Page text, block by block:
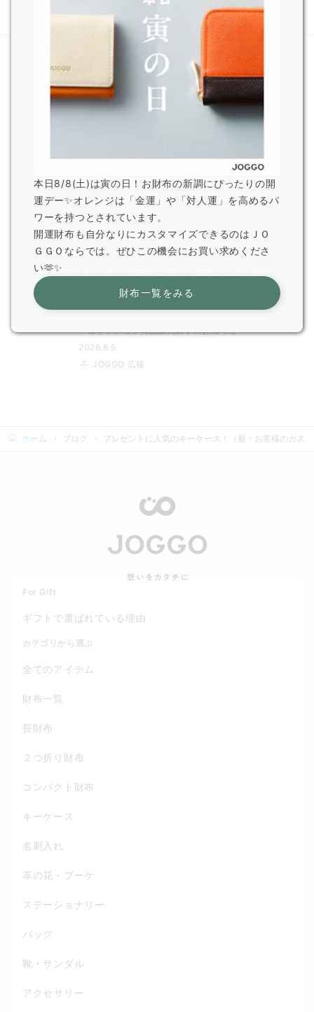
カスタマイズ紹介♪46）
【期間限定SHOPオープン！】
新宿マルイメンにて
8月の営業日および超特急便停止期間のお知らせ
2026.7.29
JOGGO 広報
熊本県で発生した地震の影響による配送遅延について
2026.7.29
JOGGO 広報
一部オプション商品販売終了のお知らせ
2026.6.5
JOGGO 広報
ホーム ブログ プレゼントに人気のキーケース！（新・お客様のカス
For Gift
ギフトで選ばれている理由
カテゴリから選ぶ
全てのアイテム
財布一覧
長財布
２つ折り財布
コンパクト財布
キーケース
名刺入れ
革の花・ブーケ
ステーショナリー
バッグ
靴・サンダル
アクセサリー
本日8/8(土)は寅の日！お財布の新調にぴったりの開
運デー✨オレンジは「金運」や「対人運」を高めるパ
ワーを持つとされています。
開運財布も自分なりにカスタマイズできるのはＪＯ
ＧＧＯならでは。ぜひこの機会にお買い求めくださ
い🫶✨
財布一覧をみる